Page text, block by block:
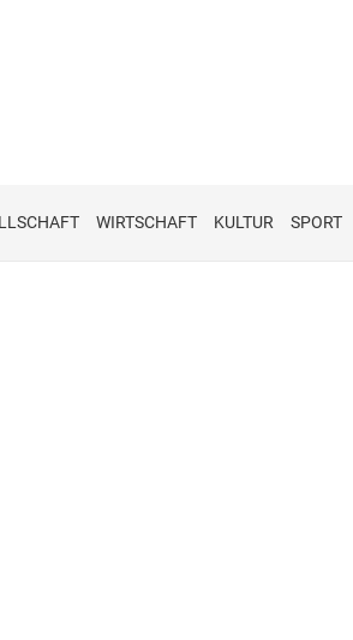
WIRTSCHAFT KULTUR SPORT